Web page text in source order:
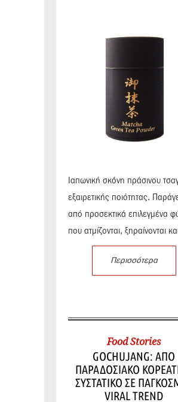
Ιαπωνική σκόνη πράσινου
εξαιρετικής ποιότητας.
από προσεκτικά επιλεγμένα
που ατμίζονται, ξηραίνονται
Περισσότερα
Food Stories
GOCHUJANG: ΑΠΟ
ΠΑΡΑΔΟΣΙΑΚΟ
ΣΥΣΤΑΤΙΚΟ ΣΕ
VIRAL TREND